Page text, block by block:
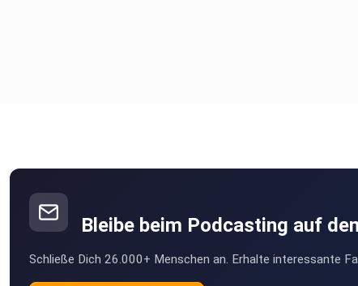
Bleibe beim Podcasting auf
Schließe Dich 26.000+ Menschen an. Erhalte interessante